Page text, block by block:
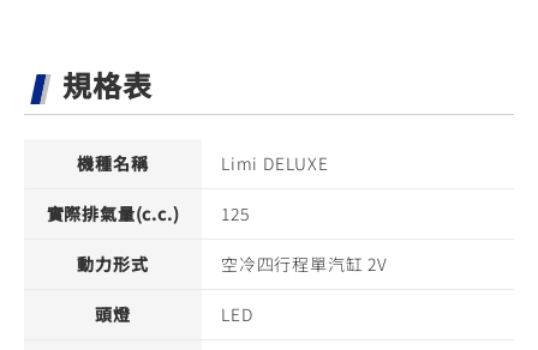
規格表
機種名稱 Limi DELUXE
實際排氣量(c.c.) 125
動力形式 空冷四行程單汽缸 2V
頭燈 LED